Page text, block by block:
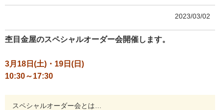
2023/03/02
杢目金屋のスペシャルオーダー会開催します。
3月18日(土)・19 日 (日)
10:30～17:30
スペシャルオーダー会とは…